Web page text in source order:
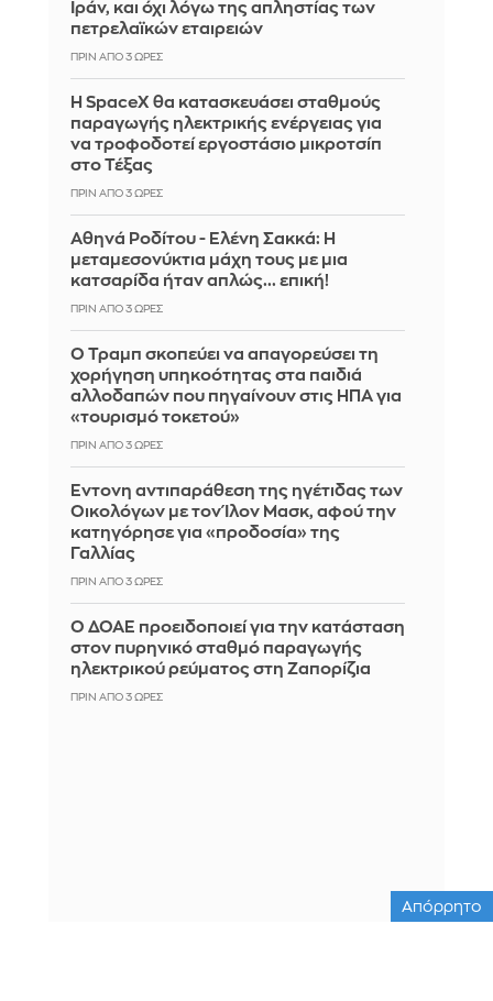
Ιράν, και όχι λόγω της απληστίας των
πετρελαϊκών εταιρειών
ΠΡΙΝ ΑΠΌ 3 ΏΡΕΣ
Η SpaceX θα κατασκευάσει σταθμούς
παραγωγής ηλεκτρικής ενέργειας για
να τροφοδοτεί εργοστάσιο μικροτσίπ
στο Τέξας
ΠΡΙΝ ΑΠΌ 3 ΏΡΕΣ
Αθηνά Ροδίτου - Ελένη Σακκά: Η
μεταμεσονύκτια μάχη τους με μια
κατσαρίδα ήταν απλώς... επική!
ΠΡΙΝ ΑΠΌ 3 ΏΡΕΣ
Ο Τραμπ σκοπεύει να απαγορεύσει τη
χορήγηση υπηκοότητας στα παιδιά
αλλοδαπών που πηγαίνουν στις ΗΠΑ για
«τουρισμό τοκετού»
ΠΡΙΝ ΑΠΌ 3 ΏΡΕΣ
Έντονη αντιπαράθεση της ηγέτιδας των
Οικολόγων με τον Ίλον Μασκ, αφού την
κατηγόρησε για «προδοσία» της
Γαλλίας
ΠΡΙΝ ΑΠΌ 3 ΏΡΕΣ
Ο ΔΟΑΕ προειδοποιεί για την κατάσταση
στον πυρηνικό σταθμό παραγωγής
ηλεκτρικού ρεύματος στη Ζαπορίζια
ΠΡΙΝ ΑΠΌ 3 ΏΡΕΣ
Απόρρητο